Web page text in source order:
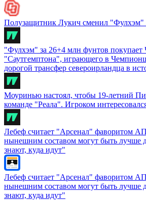
Полузащитник Лукич сменил
"Фулхэм" за 26+4 млн фунтов покупает
"Саутгемптона", играющего в
дорогой трансфер североирландца в
Моуринью настоял, чтобы 19-летний
команде "Реала". Игроком
Лебеф считает "Арсенал" фаворитом
нынешним составом могут быть лучше
знают, куда идут"
Лебеф считает "Арсенал" фаворитом
нынешним составом могут быть лучше
знают, куда идут"